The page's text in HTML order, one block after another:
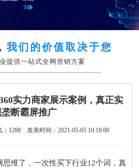
我们的价值取决于您
提供一站式全网营销方案
实力商家展示案例，真正实
断霸屏推广
： 1288 发表时间：2021-05-05 10:18:00
维了，一次性买下行业12个词，真